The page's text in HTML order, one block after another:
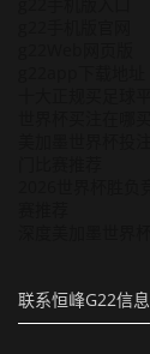
联系恒峰G22信息